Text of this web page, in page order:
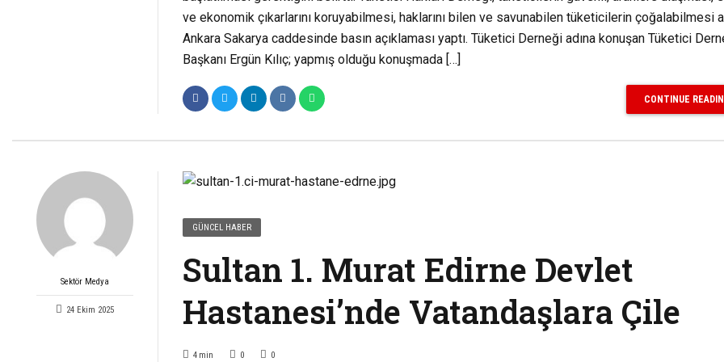
ve ekonomik çıkarlarını koruyabilmesi, haklarını bilen ve savunabilen tüketicilerin çoğalabilmesi
Ankara Sakarya caddesinde basın açıklaması yaptı. Tüketici Derneği adına konuşan Tüketici
Başkanı Ergün Kılıç; yapmış olduğu konuşmada […]
CONTINUE
Sektör Medya
24 Ekim 2025
GÜNCEL HABER
Sultan 1. Murat Edirne Devlet
Hastanesi’nde Vatandaşlara Çile
4 min 0 0